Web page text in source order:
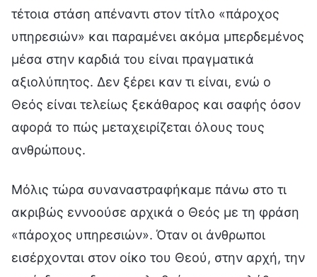
τέτοια στάση απέναντι στον τίτλο «πάροχος
υπηρεσιών» και παραμένει ακόμα μπερδεμένος
μέσα στην καρδιά του είναι πραγματικά
αξιολύπητος. Δεν ξέρει καν τι είναι, ενώ ο
Θεός είναι τελείως ξεκάθαρος και σαφής όσον
αφορά το πώς μεταχειρίζεται όλους τους
ανθρώπους.
Μόλις τώρα συναναστραφήκαμε πάνω στο τι
ακριβώς εννοούσε αρχικά ο Θεός με τη φράση
«πάροχος υπηρεσιών». Όταν οι άνθρωποι
εισέρχονται στον οίκο του Θεού, στην αρχή, την